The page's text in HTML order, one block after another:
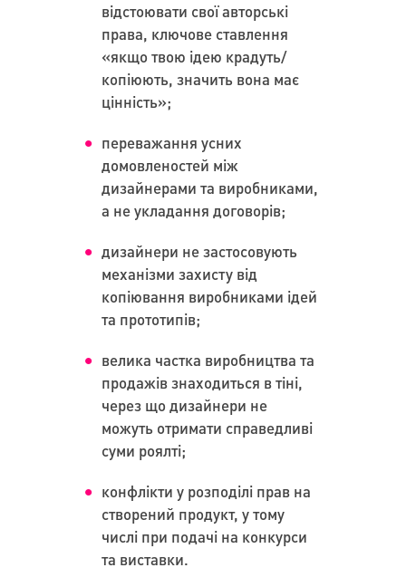
відстоювати свої авторські
права, ключове ставлення
«якщо твою ідею крадуть/
копіюють, значить вона має
цінність»;
переважання усних
домовленостей між
дизайнерами та виробниками,
а не укладання договорів;
дизайнери не застосовують
механізми захисту від
копіювання виробниками ідей
та прототипів;
велика частка виробництва та
продажів знаходиться в тіні,
через що дизайнери не
можуть отримати справедливі
суми роялті;
конфлікти у розподілі прав на
створений продукт, у тому
числі при подачі на конкурси
та виставки.